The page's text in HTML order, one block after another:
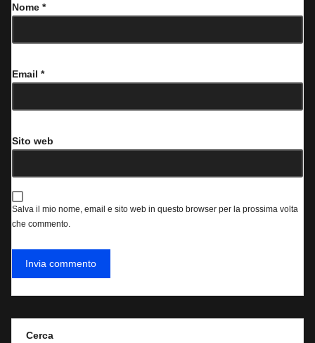
Nome *
Email *
Sito web
Salva il mio nome, email e sito web in questo browser per la prossima volta
che commento.
Cerca